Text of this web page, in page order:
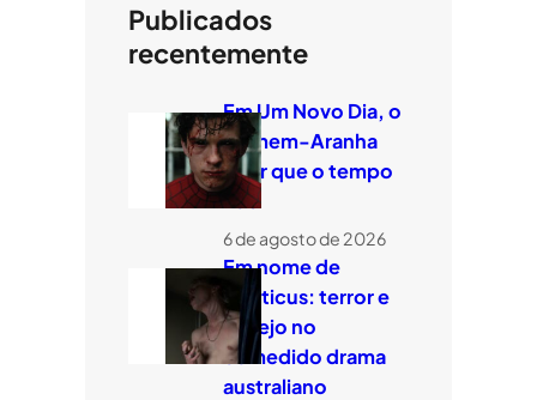
Publicados
recentemente
Em Um Novo Dia, o
Homem-Aranha
quer que o tempo
voe
6 de agosto de 2026
Em nome de
Leviticus: terror e
desejo no
comedido drama
australiano